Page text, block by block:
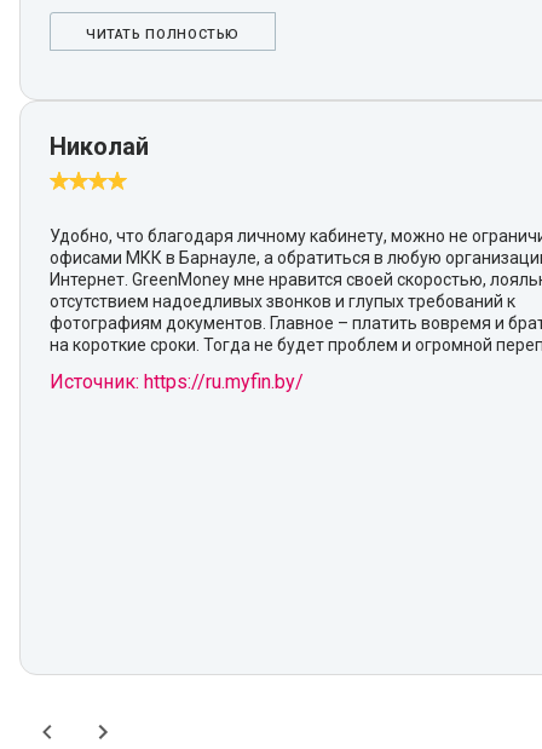
ЧИТАТЬ ПОЛНОСТЬЮ
Николай
Удобно, что благодаря личному кабинету, можно не
офисами МКК в Барнауле, а обратиться в любую
Интернет. GreenMoney мне нравится своей скоростью,
отсутствием надоедливых звонков и глупых требований к
фотографиям документов. Главное – платить вовремя и
на короткие сроки. Тогда не будет проблем и огромной
Источник: https://ru.myfin.by/